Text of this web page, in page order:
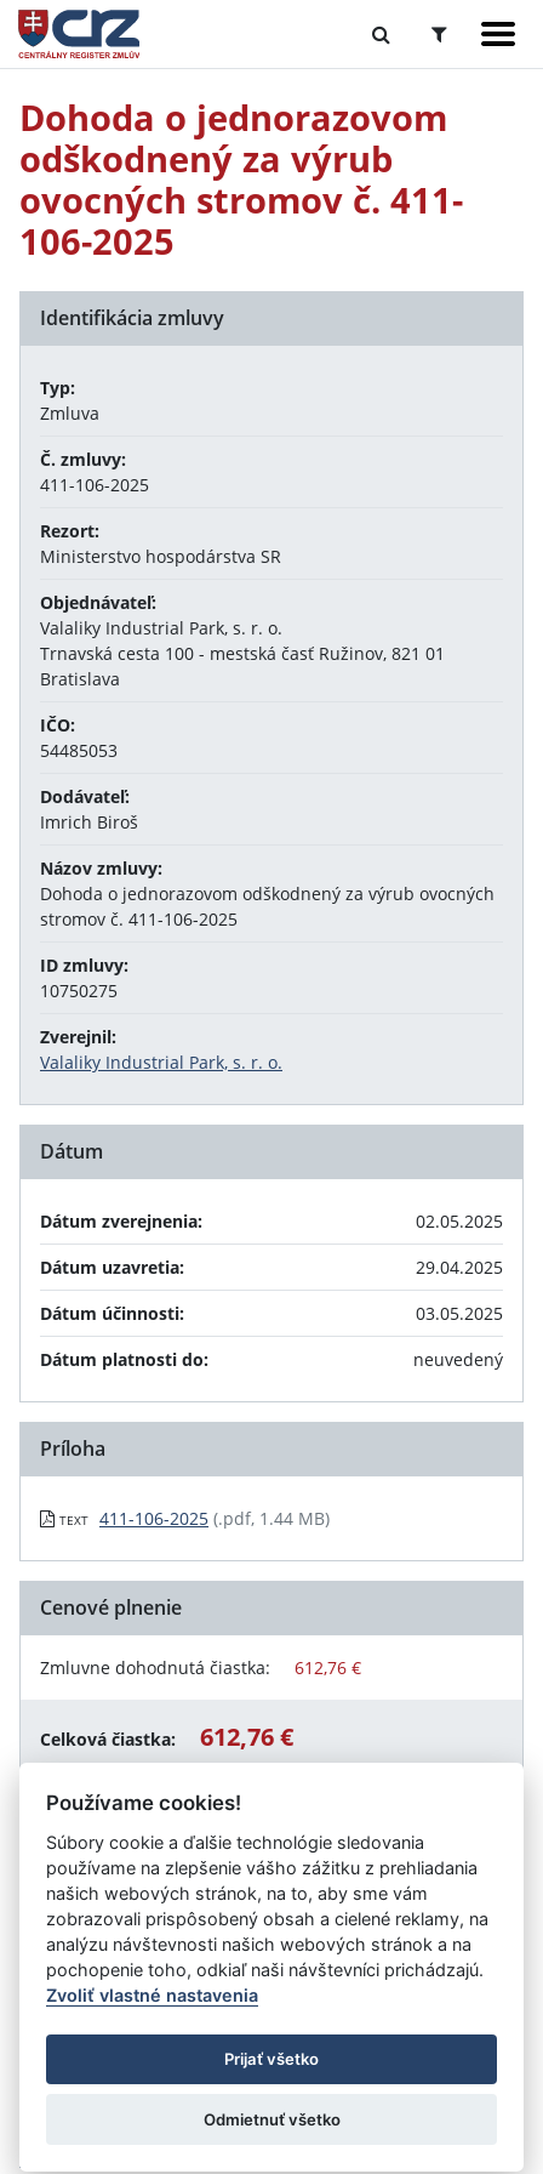
Dohoda o jednorazovom
odškodnený za výrub
ovocných stromov č. 411-
106-2025
Identifikácia zmluvy
Typ:
Zmluva
Č. zmluvy:
411-106-2025
Rezort:
Ministerstvo hospodárstva SR
Objednávateľ:
Valaliky Industrial Park, s. r. o.
Trnavská cesta 100 - mestská časť Ružinov, 821 01
Bratislava
IČO:
54485053
Dodávateľ:
Imrich Biroš
Názov zmluvy:
Dohoda o jednorazovom odškodnený za výrub ovocných
stromov č. 411-106-2025
ID zmluvy:
10750275
Zverejnil:
Valaliky Industrial Park, s. r. o.
Dátum
Dátum zverejnenia:
02.05.2025
Dátum uzavretia:
29.04.2025
Dátum účinnosti:
03.05.2025
Dátum platnosti do:
neuvedený
Príloha
TEXT 411-106-2025 (.pdf, 1.44 MB)
Cenové plnenie
Zmluvne dohodnutá čiastka: 612,76 €
Celková čiastka: 612,76 €
Návrat späť
Vystavil:Valaliky Industrial Park, s. r. o.
Úrad vlády SR
- Všetky práva vyhradené
Prehlásenie o prístupnosti
Zmluvy do 31.12.2010
Nastavenia cookies
: Aglo Solutions
Používame cookies!
Súbory cookie a ďalšie technológie sledovania
používame na zlepšenie vášho zážitku z prehliadania
našich webových stránok, na to, aby sme vám
zobrazovali prispôsobený obsah a cielené reklamy, na
analýzu návštevnosti našich webových stránok a na
pochopenie toho, odkiaľ naši návštevníci prichádzajú.
Zvoliť vlastné nastavenia
Prijať všetko
Odmietnuť všetko